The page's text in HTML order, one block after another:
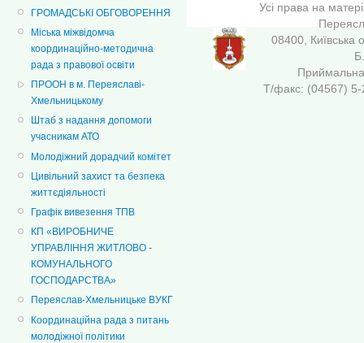
ГРОМАДСЬКІ ОБГОВОРЕННЯ
Міська міжвідомча
координаційно-методична
рада з правової освіти
ПРООН в м. Переяславі-
Хмельницькому
Штаб з надання допомоги
учасникам АТО
Молодіжний дорадчий комітет
Цивільний захист та безпека
життєдіяльності
Графік вивезення ТПВ
КП «ВИРОБНИЧЕ
УПРАВЛІННЯ ЖИТЛОВО -
КОМУНАЛЬНОГО
ГОСПОДАРСТВА»
Переяслав-Хмельницьке ВУКГ
Координаційна рада з питань
молодіжної політики
Усі права на
08400, Київська
Т/факс: